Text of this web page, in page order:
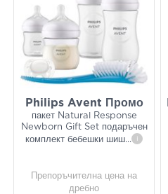
Philips Avent Промо
пакет Natural Response
Newborn Gift Set подаръчен
комплект бебешки шиш... i
Препоръчителна цена на
дребно